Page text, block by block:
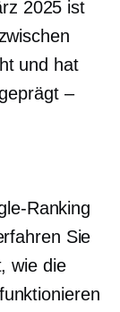
2025 ist
und hat
–
Ranking
Sie
wie die